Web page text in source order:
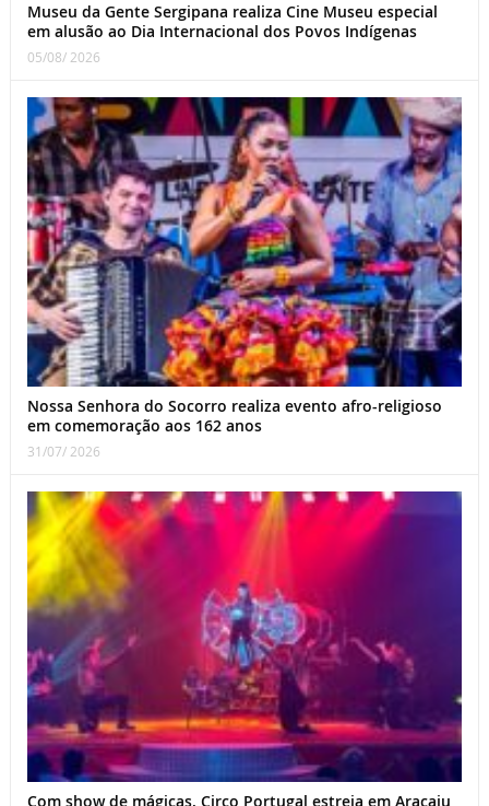
Museu da Gente Sergipana realiza Cine Museu especial
em alusão ao Dia Internacional dos Povos Indígenas
05/08/ 2026
Nossa Senhora do Socorro realiza evento afro-religioso
em comemoração aos 162 anos
31/07/ 2026
Com show de mágicas, Circo Portugal estreia em Aracaju